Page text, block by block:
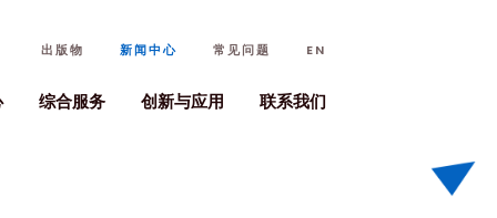
综合服务 创新与应用 联系我们
出版物 新闻中心 常见问题 EN